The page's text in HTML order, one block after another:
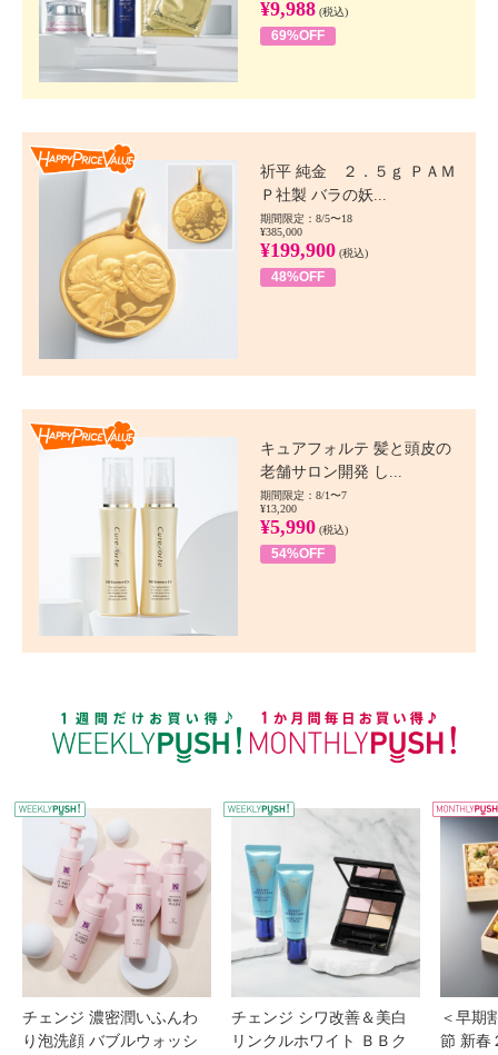
¥9,988 (税込)
69%OFF
祈平 純金 ２．５ｇ ＰＡＭ
Ｐ社製 バラの妖...
期間限定：8/5〜18
¥385,000
¥199,900 (税込)
48%OFF
キュアフォルテ 髪と頭皮の
老舗サロン開発 し...
期間限定：8/1〜7
¥13,200
¥5,990 (税込)
54%OFF
WEEKLY PUSH
チェンジ 濃密潤いふんわ
り泡洗顔 バブルウォッシ
チェンジ シワ改善＆美白
リンクルホワイト ＢＢク
＜早期
節 新春